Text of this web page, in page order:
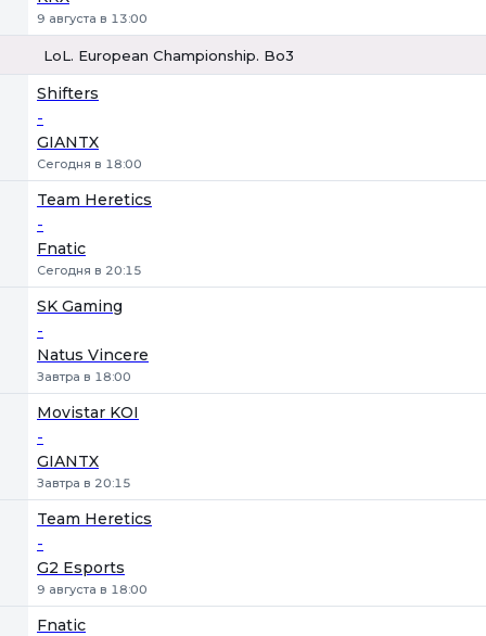
9 августа в 13:00
LoL. European Championship. Bo3
Shifters
-
GIANTX
Сегодня в 18:00
Team Heretics
-
Fnatic
Сегодня в 20:15
SK Gaming
-
Natus Vincere
Завтра в 18:00
Movistar KOI
-
GIANTX
Завтра в 20:15
Team Heretics
-
G2 Esports
9 августа в 18:00
Fnatic